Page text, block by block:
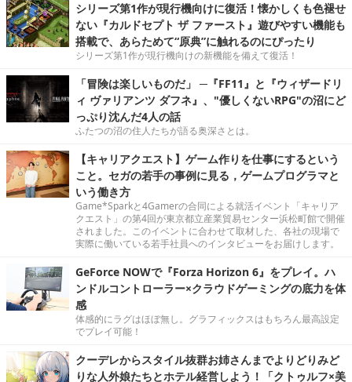
シリーズ第1作が現行機向けに復活！懐かしくも色褪せ
ない『カルドセプト ザ ファースト』遊びやすい機能も
搭載で、あらためて“原典”に触れるのにぴったり
シリーズ第1作が現行機向けの新機能を備えて復活！
「冒険は楽しいものだ」 ─『FF11』と『ウィザードリ
ィ ヴァリアンツ ダフネ』、"優しくないRPG"の沼にど
っぷり沈んだ4人の話
ふたつの沼の住人たちが語る奥深さとは。
【キャリアクエスト】ゲーム作りを仕事にするという
こと。セガの若手の事例に見る，ゲームプログラマと
いう働き方
Game*Sparkと4Gamerの合同による就活イベント「キャリア
クエスト」の第4回が東京都立産業貿易センター浜松町館で開催
されました。このイベントに合わせて取材した、各社の現場で
実際に働いている若手社員へのインタビューをお届けします。
GeForce NOWで『Forza Horizon 6』をプレイ。ハ
ンドルコントローラー×クラウドゲーミングの底力を体
感
体感的にラグはほぼ無し。グラフィックスはもちろん最高設定
でプレイ可能！
クーデレからスタイル抜群お姉さんまでよりどりみど
りな人外娘たちとホテル経営しよう！「クトゥルフ×美